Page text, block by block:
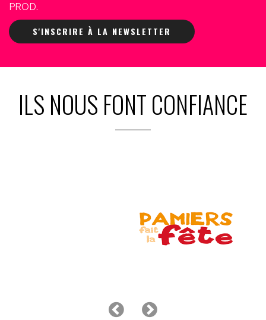
PROD.
S'INSCRIRE À LA NEWSLETTER
ILS NOUS FONT CONFIANCE